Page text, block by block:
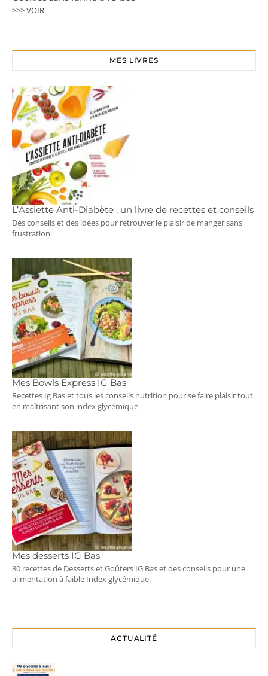
>>> VOIR
MES LIVRES
L’Assiette Anti-Diabète : un livre de recettes et conseils
Des conseils et des idées pour retrouver le plaisir de manger sans
frustration.
Mes Bowls Express IG Bas
Recettes Ig Bas et tous les conseils nutrition pour se faire plaisir tout
en maîtrisant son index glycémique
Mes desserts IG Bas
80 recettes de Desserts et Goûters IG Bas et des conseils pour une
alimentation à faible Index glycémique.
ACTUALITÉ